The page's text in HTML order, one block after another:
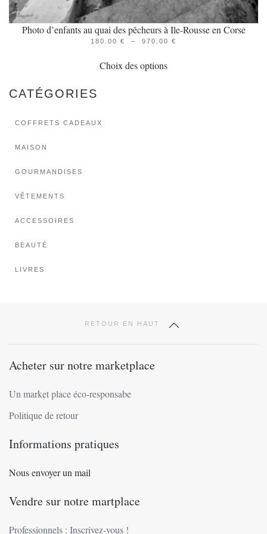
Photo d’enfants au quai des pêcheurs à Ile-Rousse en Corse
180.00 € – 970.00 €
Choix des optionsproduit
CATÉGORIES
COFFRETS CADEAUX
MAISON
GOURMANDISES
VÊTEMENTS
ACCESSOIRES
BEAUTÉ
LIVRES
RETOUR EN HAUT
Acheter sur notre marketplace
Un market place éco-responsabe
Politique de retour
Informations pratiques
Nous envoyer un mail
Vendre sur notre martplace
Professionnels : Inscrivez-vous !